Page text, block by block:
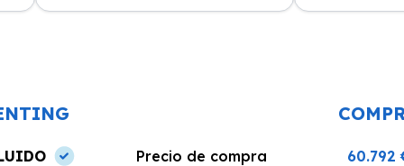
amable y me explicó todo con
del equipo. La
Precio de compra 60.792